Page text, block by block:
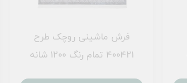
فرش ماشینی روچک طرح
400421 تمام رنگ 1200 شانه